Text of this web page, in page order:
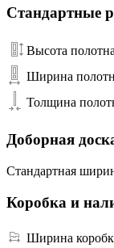
Стандартные
Высота полотна
Ширина
Толщина
Доборная
Стандартная
Коробка и
Ширина